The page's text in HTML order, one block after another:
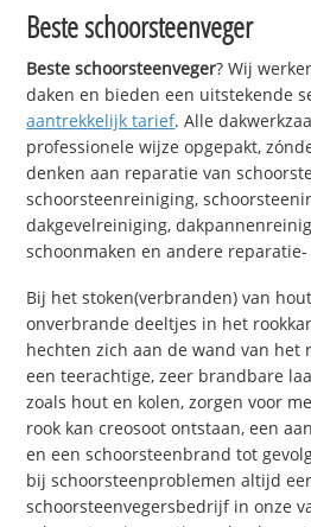
Beste schoorsteenveger
Beste schoorsteenveger? Wij
daken en bieden een uitstekende
aantrekkelijk tarief. Alle
professionele wijze opgepakt,
denken aan reparatie van
schoorsteenreiniging,
dakgevelreiniging,
schoonmaken en andere
Bij het stoken(verbranden) van
onverbrande deeltjes in het
hechten zich aan de wand van het
een teerachtige, zeer brandbare
zoals hout en kolen, zorgen voor
rook kan creosoot ontstaan, een
en een schoorsteenbrand tot
bij schoorsteenproblemen altijd
schoorsteenvegersbedrijf in onze